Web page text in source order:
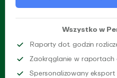
Wszystko w
Raporty dot. godzin
Zaokrąglanie w raportach
Spersonalizowany eksport